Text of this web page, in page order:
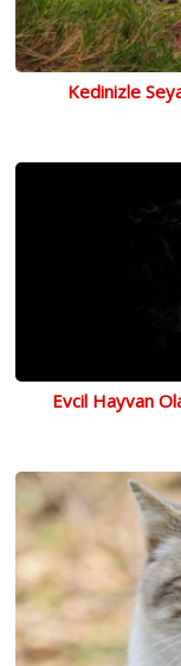
Kedinizle
Evcil Hayvan